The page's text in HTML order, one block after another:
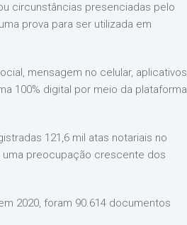
circunstâncias presenciadas pelo
prova para ser utilizada em
mensagem no celular, aplicativos
100% digital por meio da plataforma
121,6 mil atas notariais no
uma preocupação crescente dos
2020, foram 90.614 documentos